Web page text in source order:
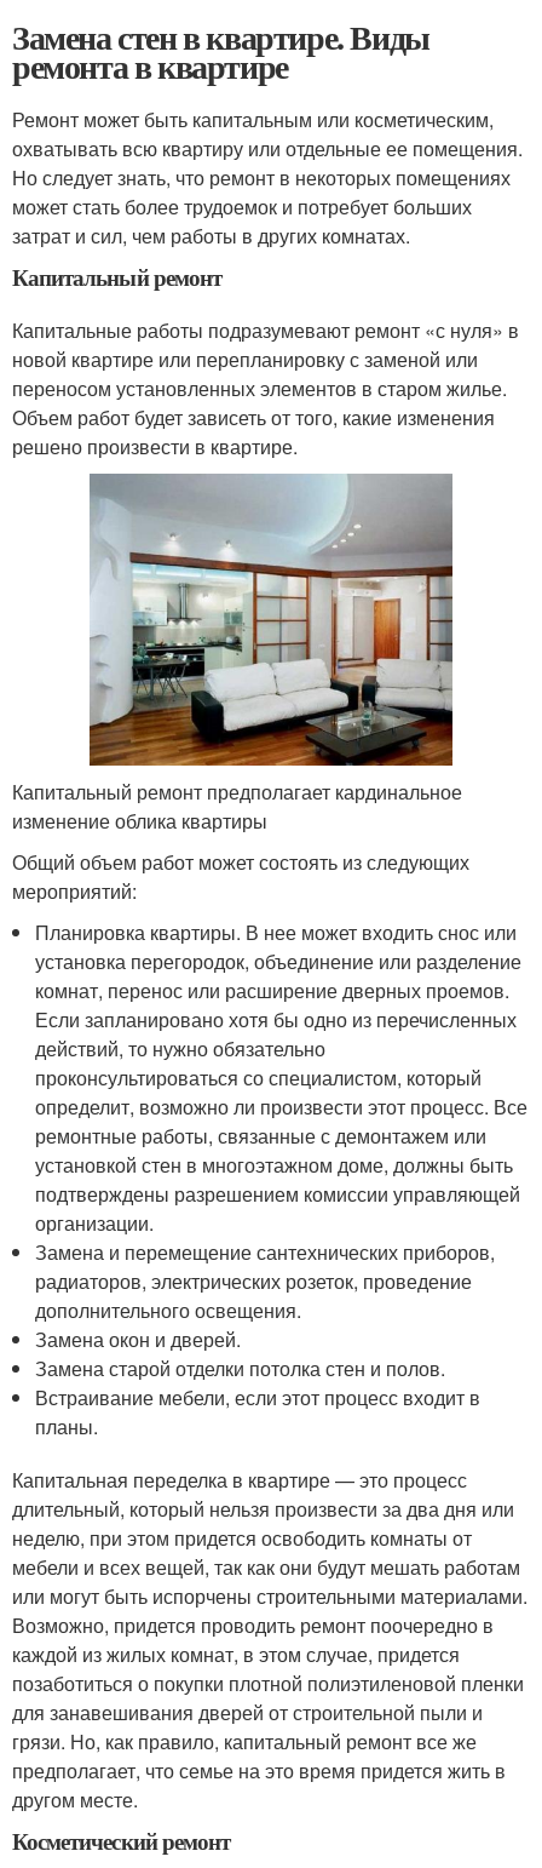
Замена стен в квартире. Виды
ремонта в квартире
Ремонт может быть капитальным или косметическим,
охватывать всю квартиру или отдельные ее помещения.
Но следует знать, что ремонт в некоторых помещениях
может стать более трудоемок и потребует больших
затрат и сил, чем работы в других комнатах.
Капитальный ремонт
Капитальные работы подразумевают ремонт «с нуля» в
новой квартире или перепланировку с заменой или
переносом установленных элементов в старом жилье.
Объем работ будет зависеть от того, какие изменения
решено произвести в квартире.
Капитальный ремонт предполагает кардинальное
изменение облика квартиры
Общий объем работ может состоять из следующих
мероприятий:
Планировка квартиры. В нее может входить снос или
установка перегородок, объединение или разделение
комнат, перенос или расширение дверных проемов.
Если запланировано хотя бы одно из перечисленных
действий, то нужно обязательно
проконсультироваться со специалистом, который
определит, возможно ли произвести этот процесс. Все
ремонтные работы, связанные с демонтажем или
установкой стен в многоэтажном доме, должны быть
подтверждены разрешением комиссии управляющей
организации.
Замена и перемещение сантехнических приборов,
радиаторов, электрических розеток, проведение
дополнительного освещения.
Замена окон и дверей.
Замена старой отделки потолка стен и полов.
Встраивание мебели, если этот процесс входит в
планы.
Капитальная переделка в квартире — это процесс
длительный, который нельзя произвести за два дня или
неделю, при этом придется освободить комнаты от
мебели и всех вещей, так как они будут мешать работам
или могут быть испорчены строительными материалами.
Возможно, придется проводить ремонт поочередно в
каждой из жилых комнат, в этом случае, придется
позаботиться о покупки плотной полиэтиленовой пленки
для занавешивания дверей от строительной пыли и
грязи. Но, как правило, капитальный ремонт все же
предполагает, что семье на это время придется жить в
другом месте.
Косметический ремонт